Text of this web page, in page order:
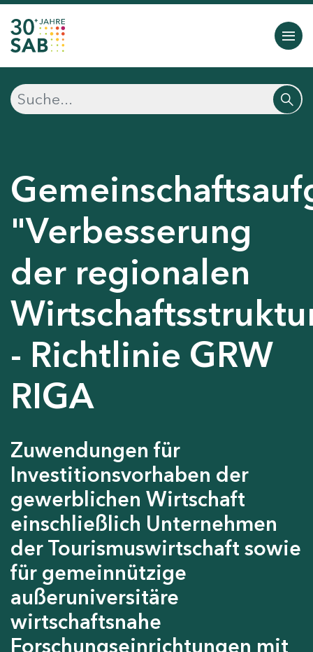
"Verbesserung
der regionalen
- Richtlinie GRW
RIGA
Zuwendungen für
Investitionsvorhaben der
gewerblichen Wirtschaft
einschließlich Unternehmen
der Tourismuswirtschaft sowie
für gemeinnützige
außeruniversitäre
wirtschaftsnahe
Forschungseinrichtungen mit